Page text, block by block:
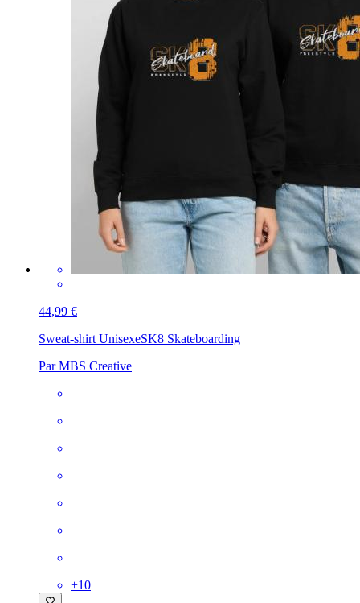
44,99 €
Sweat-shirt UnisexeSK8 Skateboarding
Par MBS Creative
+10